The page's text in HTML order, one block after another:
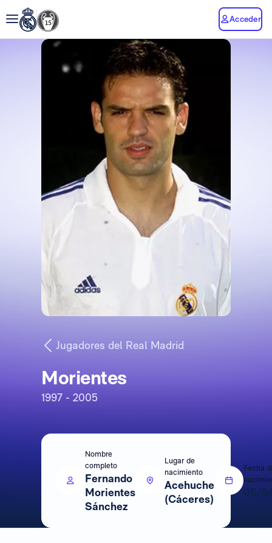
Acceder
Jugadores del Real Madrid
Morientes
1997 - 2005
Nombre
completo
Fernando
Morientes
Sánchez
Lugar de
nacimiento
Acehuche
(Cáceres)
Fecha
05/